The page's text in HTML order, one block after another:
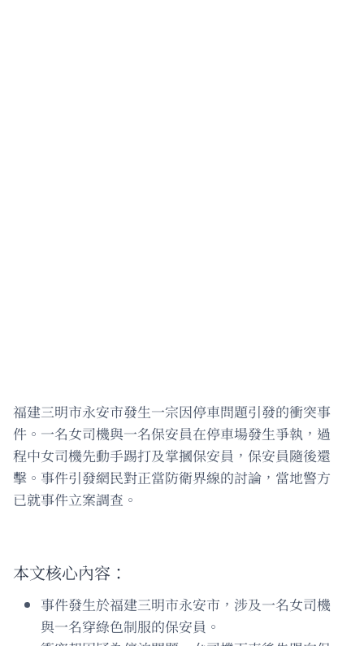
福建三明市永安市發生一宗因停車問題引發的衝突事
件。一名女司機與一名保安員在停車場發生爭執，過
程中女司機先動手踢打及掌摑保安員，保安員隨後還
擊。事件引發網民對正當防衛界線的討論，當地警方
已就事件立案調查。
本文核心內容：
事件發生於福建三明市永安市，涉及一名女司機
與一名穿綠色制服的保安員。